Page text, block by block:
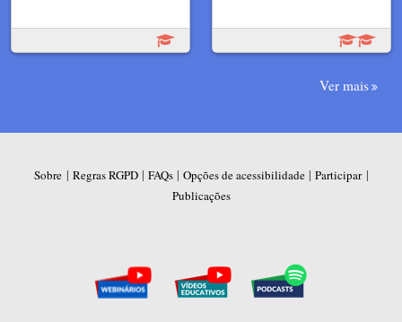
Ver mais
Sobre | Regras RGPD| FAQs| Opções de acessibilidade| Participar|
Publicações